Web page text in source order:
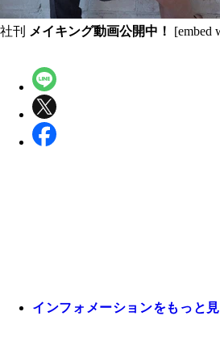
社刊
メイキング動画公開中！ [embed
インフォメーションをもっと